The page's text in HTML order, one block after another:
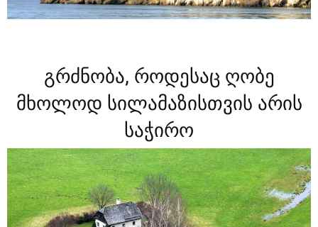
გრძნობა, როდესაც ღობე
მხოლოდ სილამაზისთვის არის
საჭირო